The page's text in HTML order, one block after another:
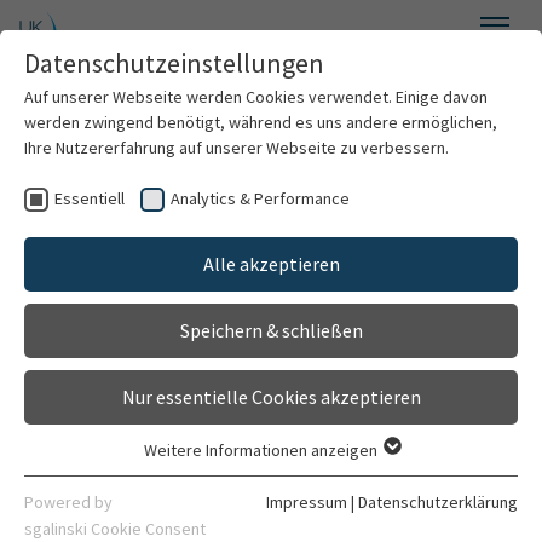
Zum Hauptinhalt springen
Anmelden
Registrieren
Anleitungen
FAQ
Patientenportal
DATENSCHUTZERKLÄRU
NG FÜR PATIENTINNEN
UND PATIENTEN DES
PATIENTENPORTALS
VERSION 1.0 VOM 14.11.2025
Datenschutzeinstellungen
Auf unserer Webseite werden Cookies verwendet. Einige davon
werden zwingend benötigt, während es uns andere ermöglichen,
Ihre Nutzererfahrung auf unserer Webseite zu verbessern.
Essentiell Analytics & Performance
Alle akzeptieren
Speichern & schließen
Nur essentielle Cookies akzeptieren
Essentielle Cookies werden für grundlegende Funktionen der
Webseite benötigt. Dadurch ist gewährleistet, dass die
Weitere Informationen anzeigen
Powered by
sgalinski Cookie Consent
Impressum | Datenschutzerklärung